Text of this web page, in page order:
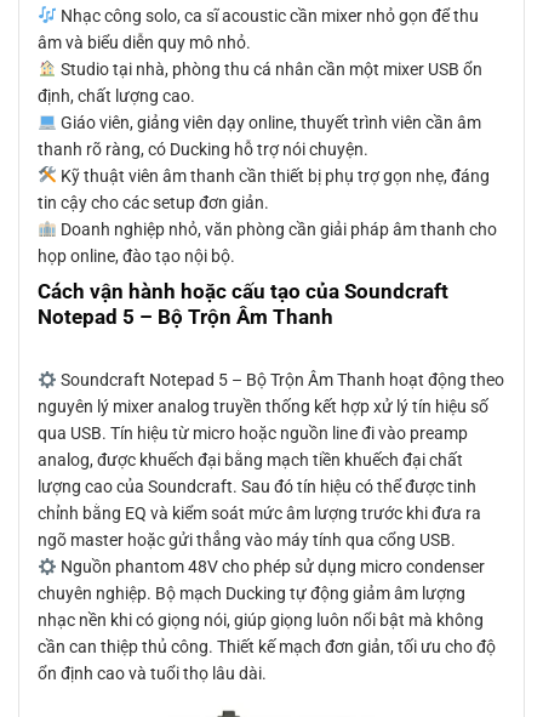
Nhạc công solo, ca sĩ acoustic cần mixer nhỏ gọn để thu
âm và biểu diễn quy mô nhỏ.
Studio tại nhà, phòng thu cá nhân cần một mixer USB ổn
định, chất lượng cao.
Giáo viên, giảng viên dạy online, thuyết trình viên cần âm
thanh rõ ràng, có Ducking hỗ trợ nói chuyện.
Kỹ thuật viên âm thanh cần thiết bị phụ trợ gọn nhẹ, đáng
tin cậy cho các setup đơn giản.
Doanh nghiệp nhỏ, văn phòng cần giải pháp âm thanh cho
họp online, đào tạo nội bộ.
Cách vận hành hoặc cấu tạo của Soundcraft
Notepad 5 – Bộ Trộn Âm Thanh
Soundcraft Notepad 5 – Bộ Trộn Âm Thanh hoạt động theo
nguyên lý mixer analog truyền thống kết hợp xử lý tín hiệu số
qua USB. Tín hiệu từ micro hoặc nguồn line đi vào preamp
analog, được khuếch đại bằng mạch tiền khuếch đại chất
lượng cao của Soundcraft. Sau đó tín hiệu có thể được tinh
chỉnh bằng EQ và kiểm soát mức âm lượng trước khi đưa ra
ngõ master hoặc gửi thẳng vào máy tính qua cổng USB.
Nguồn phantom 48V cho phép sử dụng micro condenser
chuyên nghiệp. Bộ mạch Ducking tự động giảm âm lượng
nhạc nền khi có giọng nói, giúp giọng luôn nổi bật mà không
cần can thiệp thủ công. Thiết kế mạch đơn giản, tối ưu cho độ
ổn định cao và tuổi thọ lâu dài.